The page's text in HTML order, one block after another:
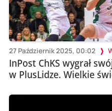
27 Październik 2025, 00:02
InPost ChKS wygrał
w PlusLidze. Wielkie